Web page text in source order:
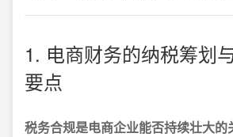
1. 电商财务的纳税筹划
要点
税务合规是电商企业能否持续壮大的